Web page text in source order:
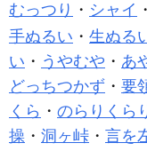
むっつり ・ シャイ ・
手ぬるい ・ 生ぬる
い ・ うやむや ・ あ
どっちつかず ・ 要
くら ・ のらりくら
操 ・ 洞ヶ峠 ・ 言を